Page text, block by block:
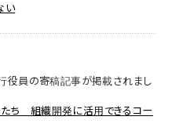
い
行役員の寄稿記事が掲載されまし
ち 組織開発に活用できるコー